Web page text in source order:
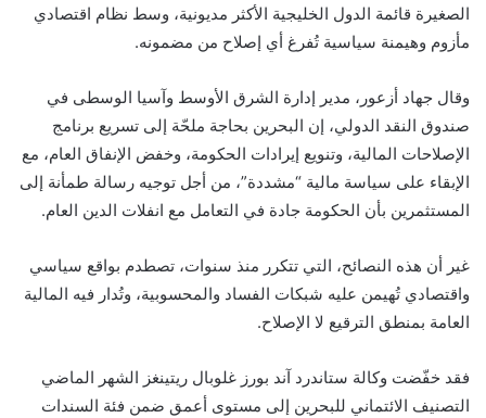
س
الصغيرة قائمة الدول الخليجية الأكثر مديونية، وسط نظام اقتصادي
مأزوم وهيمنة سياسية تُفرغ أي إصلاح من مضمونه.
وقال جهاد أزعور، مدير إدارة الشرق الأوسط وآسيا الوسطى في
صندوق النقد الدولي، إن البحرين بحاجة ملحّة إلى تسريع برنامج
الإصلاحات المالية، وتنويع إيرادات الحكومة، وخفض الإنفاق العام، مع
الإبقاء على سياسة مالية “مشددة”، من أجل توجيه رسالة طمأنة إلى
المستثمرين بأن الحكومة جادة في التعامل مع انفلات الدين العام.
غير أن هذه النصائح، التي تتكرر منذ سنوات، تصطدم بواقع سياسي
واقتصادي تُهيمن عليه شبكات الفساد والمحسوبية، وتُدار فيه المالية
العامة بمنطق الترقيع لا الإصلاح.
فقد خفّضت وكالة ستاندرد آند بورز غلوبال ريتينغز الشهر الماضي
التصنيف الائتماني للبحرين إلى مستوى أعمق ضمن فئة السندات